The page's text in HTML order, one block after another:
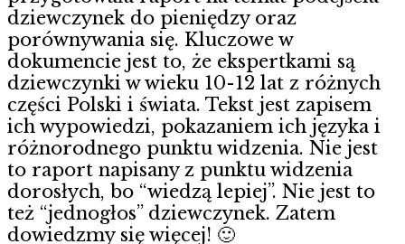
dziewczynek do pieniędzy oraz
porównywania się. Kluczowe w
dokumencie jest to, że ekspertkami są
dziewczynki w wieku 10-12 lat z różnych
części Polski i świata. Tekst jest zapisem
ich wypowiedzi, pokazaniem ich języka i
różnorodnego punktu widzenia. Nie jest
to raport napisany z punktu widzenia
dorosłych, bo “wiedzą lepiej”. Nie jest to
też “jednogłos” dziewczynek. Zatem
dowiedzmy się więcej! 🙂